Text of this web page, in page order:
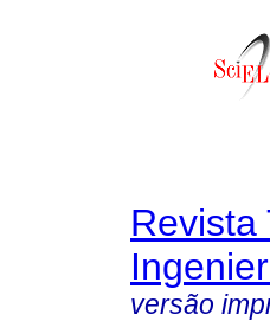
Revista
versão